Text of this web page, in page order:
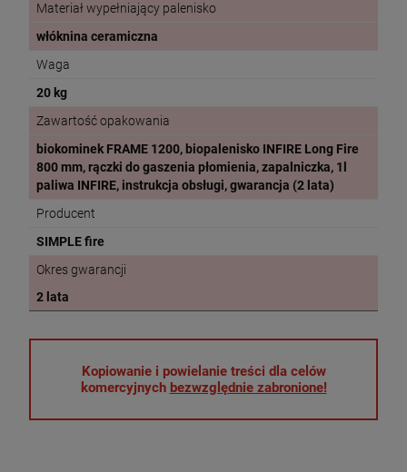
Materiał wypełniający palenisko
włóknina ceramiczna
Waga
20 kg
Zawartość opakowania
biokominek FRAME 1200, biopalenisko INFIRE Long Fire
800 mm, rączki do gaszenia płomienia, zapalniczka, 1l
paliwa INFIRE, instrukcja obsługi, gwarancja (2 lata)
Producent
SIMPLE fire
Okres gwarancji
2 lata
Kopiowanie i powielanie treści dla celów
komercyjnych bezwzględnie zabronione!